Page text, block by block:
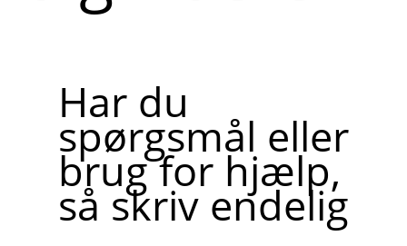
Har du
spørgsmål eller
brug for hjælp,
så skriv endelig